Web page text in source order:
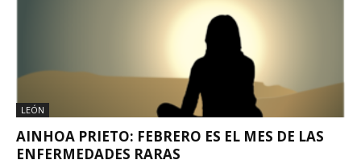
LEÓN
AINHOA PRIETO: FEBRERO ES EL MES DE LAS
ENFERMEDADES RARAS